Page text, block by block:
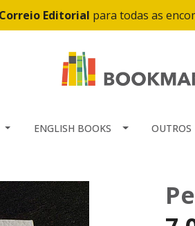
Editorial para todas as
ENGLISH BOOKS